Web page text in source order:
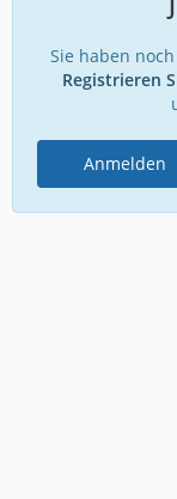
Sie haben
Registrieren
Anmelden